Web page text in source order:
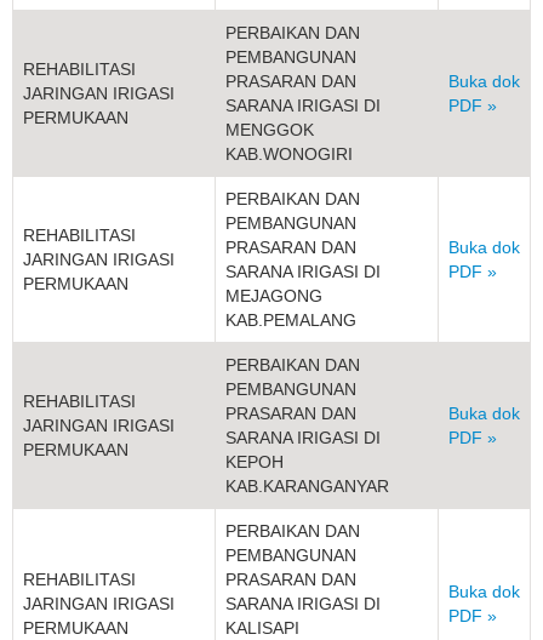
REHABILITASI
JARINGAN IRIGASI
PERMUKAAN
PERBAIKAN DAN
PEMBANGUNAN
PRASARAN DAN
SARANA IRIGASI DI
MENGGOK
KAB.WONOGIRI
Buka dok
PDF »
REHABILITASI
JARINGAN IRIGASI
PERMUKAAN
PERBAIKAN DAN
PEMBANGUNAN
PRASARAN DAN
SARANA IRIGASI DI
MEJAGONG
KAB.PEMALANG
Buka dok
PDF »
REHABILITASI
JARINGAN IRIGASI
PERMUKAAN
PERBAIKAN DAN
PEMBANGUNAN
PRASARAN DAN
SARANA IRIGASI DI
KEPOH
KAB.KARANGANYAR
Buka dok
PDF »
REHABILITASI
JARINGAN IRIGASI
PERMUKAAN
PERBAIKAN DAN
PEMBANGUNAN
PRASARAN DAN
SARANA IRIGASI DI
KALISAPI
Buka dok
PDF »